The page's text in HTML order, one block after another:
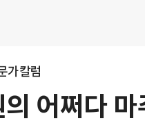
가칼럼
의 어쩌다